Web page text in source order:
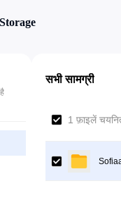
सभी सामग्री
1 फ़ाइलें